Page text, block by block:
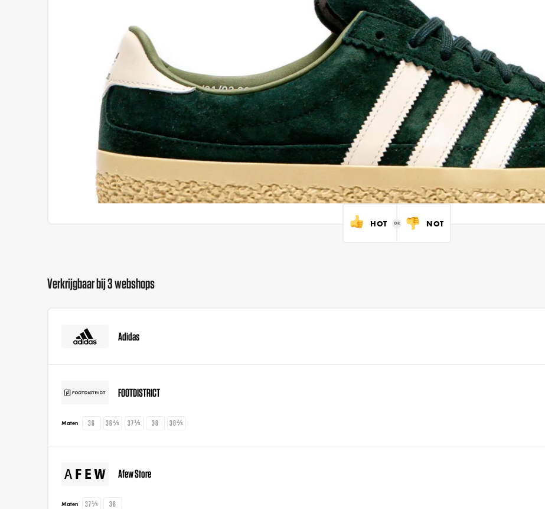
HOT NOT
Verkrijgbaar bij 3 webshops
Adidas
FOOTDISTRICT
Maten 36 36⅔ 37⅓ 38 38⅔
Afew Store
Maten 37⅓ 38